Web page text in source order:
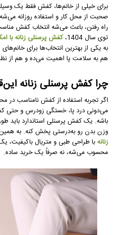
برای خیلی از خانم‌ها، کفش فقط یک
صحبت از محل کار و استفاده روزانه
راه رفتن، باعث می‌شه انتخاب کفش
توی سال 1404،
کفش پرسنلی زنانه با
به یکی از بهترین انتخاب‌ها برای
هم به سلامت پا اهمیت می‌ده و هم از
چرا کفش پرسنلی زنانه
اگر تجربه استفاده از کفش نامناسب در
می‌دونی درد پا، خستگی زودرس و حتی
باشه. یک کفش پرسنلی استاندارد باید
وزن بدن رو به‌درستی پخش کنه. به
زنانهبا طراحی طبی و متریال باکیفیت،
محسوب می‌شه، نه صرفاً یک خرید ساده.